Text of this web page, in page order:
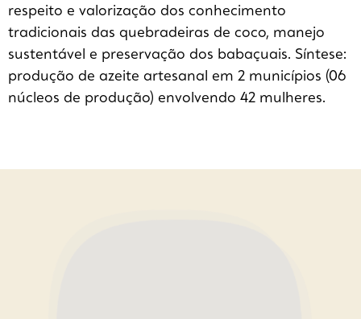
respeito e valorização dos conhecimento
tradicionais das quebradeiras de coco, manejo
sustentável e preservação dos babaçuais. Síntese:
produção de azeite artesanal em 2 municípios (06
núcleos de produção) envolvendo 42 mulheres.